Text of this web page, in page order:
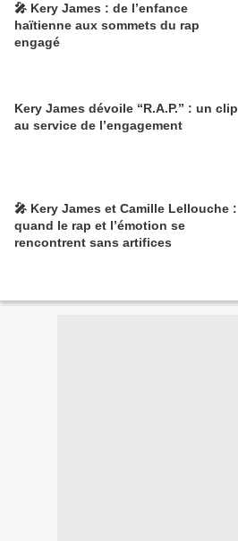
🎤 Kery James : de l’enfance
haïtienne aux sommets du rap
engagé
Kery James dévoile “R.A.P.” : un clip
au service de l’engagement
🎤 Kery James et Camille Lellouche :
quand le rap et l’émotion se
rencontrent sans artifices